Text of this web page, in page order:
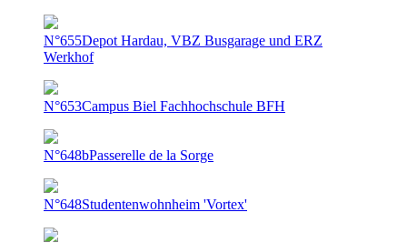
N°655Depot Hardau, VBZ Busgarage und ERZ
Werkhof
N°653Campus Biel Fachhochschule BFH
N°648bPasserelle de la Sorge
N°648Studentenwohnheim 'Vortex'